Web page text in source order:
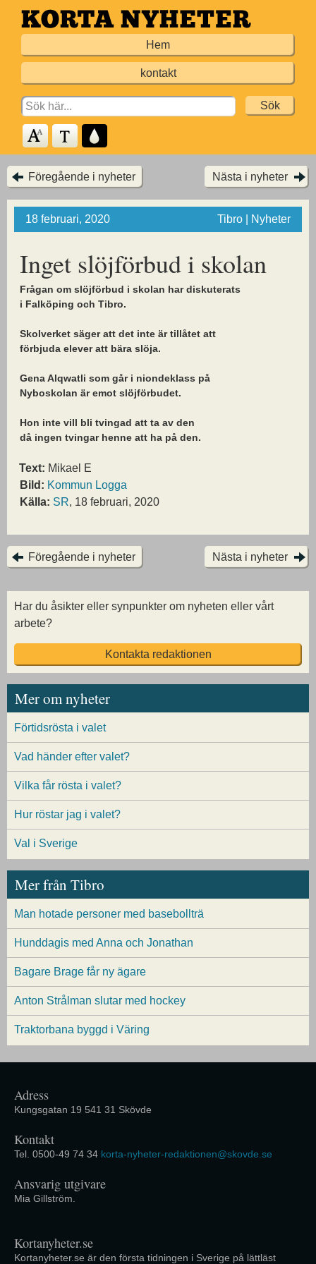
Hoppa
till
Hem
kontakt
Search
for:
Föregående i nyheter Nästa i nyheter
18 februari, 2020 Tibro | Nyheter
Inget slöjförbud i skolan
Frågan om slöjförbud i skolan har diskuterats
i Falköping och Tibro.
Skolverket säger att det inte är tillåtet att
förbjuda elever att bära slöja.
Gena Alqwatli som går i niondeklass på
Nyboskolan är emot slöjförbudet.
Hon inte vill bli tvingad att ta av den
då ingen tvingar henne att ha på den.
Text: Mikael E
Bild: Kommun Logga
Källa: SR, 18 februari, 2020
Föregående i nyheter Nästa i nyheter
Har du åsikter eller synpunkter om nyheten eller vårt
arbete?
Kontakta redaktionen
Mer om nyheter
Förtidsrösta i valet
Vad händer efter valet?
Vilka får rösta i valet?
Hur röstar jag i valet?
Val i Sverige
Mer från Tibro
Man hotade personer med basebollträ
Hunddagis med Anna och Jonathan
Bagare Brage får ny ägare
Anton Strålman slutar med hockey
Traktorbana byggd i Väring
Adress
Kungsgatan 19 541 31 Skövde
Kontakt
Tel. 0500-49 74 34 korta-nyheter-redaktionen@skovde.se
Ansvarig utgivare
Mia Gillström.
Kortanyheter.se
Kortanyheter.se är den första tidningen i Sverige på lättläst